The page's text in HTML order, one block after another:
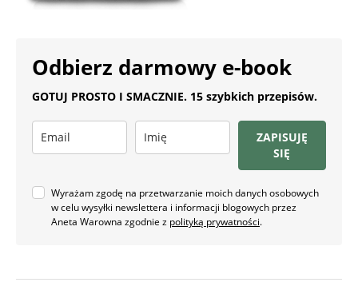
Odbierz darmowy e-book
GOTUJ PROSTO I SMACZNIE. 15 szybkich przepisów.
ZAPISUJĘ
SIĘ
Wyrażam zgodę na przetwarzanie moich danych osobowych
w celu wysyłki newslettera i informacji blogowych przez
Aneta Warowna zgodnie z polityką prywatności.